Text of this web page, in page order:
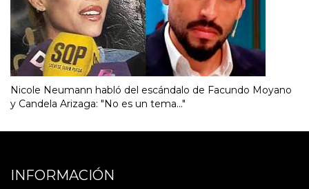
Nicole Neumann habló del escándalo de Facundo Moyano
y Candela Arizaga: "No es un tema..."
INFORMACIÓN